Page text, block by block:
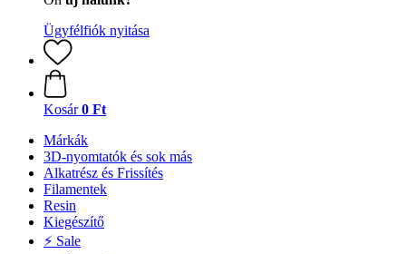
Ügyfélfiók nyitása
Kosár 0 Ft
Márkák
3D-nyomtatók és sok más
Alkatrész és Frissítés
Filamentek
Resin
Kiegészítő
⚡ Sale